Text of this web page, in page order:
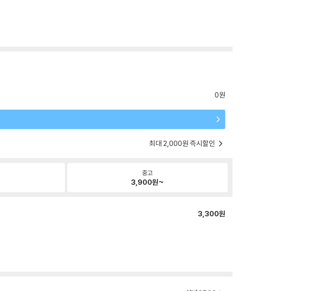
0원
최대 2,000원 즉시할인
중고
3,900원~
3,300원